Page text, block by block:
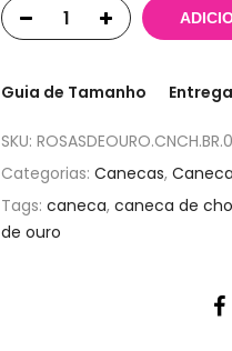
Guia de Tamanho
SKU:
Categorias: Canecas,
Tags: caneca, caneca de
de ouro